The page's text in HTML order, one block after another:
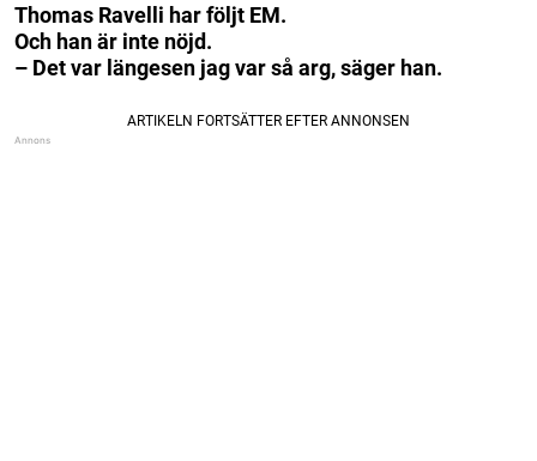
Thomas Ravelli har följt EM.
Och han är inte nöjd.
– Det var längesen jag var så arg, säger han.